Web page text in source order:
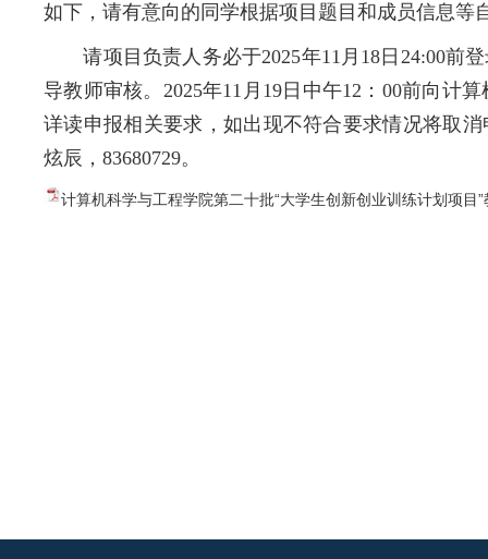
如下，请有意向的同学根据项目题目和成员信息等
请项目负责人务必于2025年11月18日24:00前登
导教师审核。2025年11月19日中午12：00前向计
详读申报相关要求，如出现不符合要求情况将取
炫辰，83680729。
计算机科学与工程学院第二十批“大学生创新创业训练计划项目